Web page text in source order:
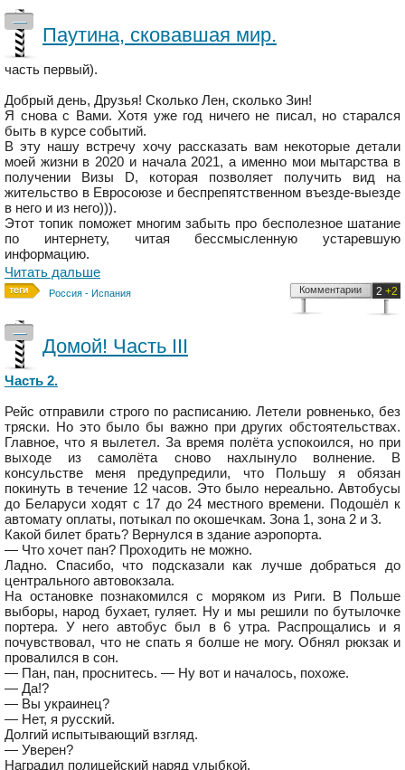
—
Паутина, сковавшая мир.
часть первый).
Добрый день, Друзья! Сколько Лен, сколько Зин!
Я снова с Вами. Хотя уже год ничего не писал, но старался
быть в курсе событий.
В эту нашу встречу хочу рассказать вам некоторые детали
моей жизни в 2020 и начала 2021, а именно мои мытарства в
получении Визы D, которая позволяет получить вид на
жительство в Евросоюзе и беспрепятственном въезде-выезде
в него и из него))).
Этот топик поможет многим забыть про бесполезное шатание
по интернету, читая бессмысленную устаревшую
информацию.
Читать дальше
Россия - Испания 2 +2
Комментарии
—
Домой! Часть III
Часть 2.
Рейс отправили строго по расписанию. Летели ровненько, без
тряски. Но это было бы важно при других обстоятельствах.
Главное, что я вылетел. За время полёта успокоился, но при
выходе из самолёта сново нахлынуло волнение. В
консульстве меня предупредили, что Польшу я обязан
покинуть в течение 12 часов. Это было нереально. Автобусы
до Беларуси ходят с 17 до 24 местного времени. Подошёл к
автомату оплаты, потыкал по окошечкам. Зона 1, зона 2 и 3.
Какой билет брать? Вернулся в здание аэропорта.
— Что хочет пан? Проходить не можно.
Ладно. Спасибо, что подсказали как лучше добраться до
центрального автовокзала.
На остановке познакомился с моряком из Риги. В Польше
выборы, народ бухает, гуляет. Ну и мы решили по бутылочке
портера. У него автобус был в 6 утра. Распрощались и я
почувствовал, что не спать я болше не могу. Обнял рюкзак и
провалился в сон.
— Пан, пан, проснитесь. — Ну вот и началось, похоже.
— Да!?
— Вы украинец?
— Нет, я русский.
Долгий испытывающий взгляд.
— Уверен?
Наградил полицейский наряд улыбкой.